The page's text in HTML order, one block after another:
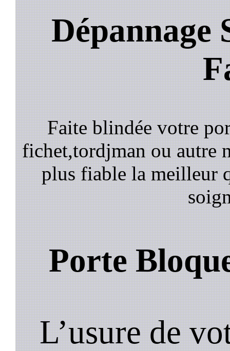
Dépannage
Faite blindée votre
fichet,tordjman ou autre
plus fiable la meilleur
Porte
L’usure de